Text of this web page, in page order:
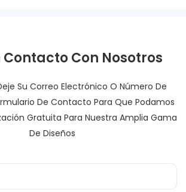
Contacto Con Nosotros
Su Correo Electrónico O Número De
De Contacto Para Que Podamos
Gratuita Para Nuestra Amplia Gama
De Diseños